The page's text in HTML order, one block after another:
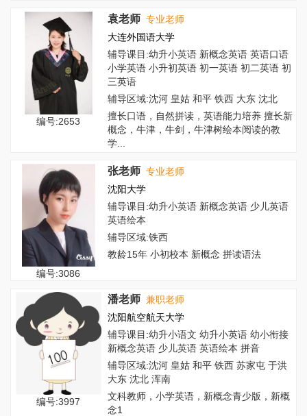
编号:2653
袁老师 专业老师
大连外国语大学
辅导课目:幼升小英语 新概念英语 英语口语
小学英语 小升初英语 初一英语 初二英语 初
三英语
辅导区域:沈河 皇姑 和平 铁西 大东 沈北
擅长口语，自然拼读，英语能力培养 擅长新
概念，牛津，牛剑，牛津树绘本阅读的教
学...
编号:3086
张老师 专业老师
沈阳大学
辅导课目:幼升小英语 新概念英语 少儿英语
英语绘本
辅导区域:铁西
教龄15年 小初校本 新概念 拼读语法
编号:3997
潘老师 兼职老师
沈阳航空航天大学
辅导课目:幼升小语文 幼升小英语 幼小衔接
新概念英语 少儿英语 英语绘本 拼音
辅导区域:沈河 皇姑 和平 铁西 苏家屯 于洪
大东 沈北 浑南
文科教师，小学英语，新概念青少版，新概
念1